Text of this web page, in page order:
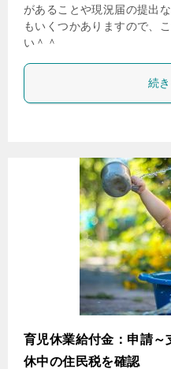
があることや現況届の提出
もいくつかありますので、
い＾＾
続
育児休業給付金：申請
休中の住民税を確認